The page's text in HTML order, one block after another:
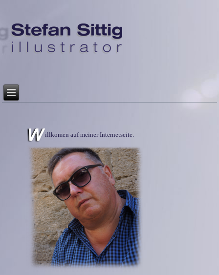
illkomen auf meiner Internetseite.